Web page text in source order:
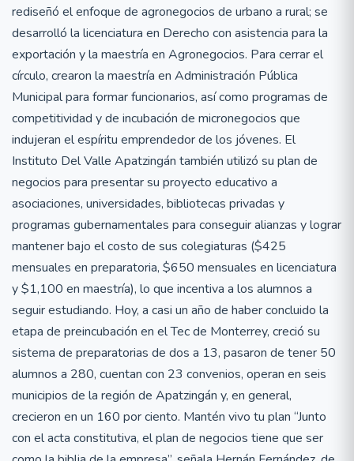
rediseñó el enfoque de agronegocios de urbano a rural; se
desarrolló la licenciatura en Derecho con asistencia para la
exportación y la maestría en Agronegocios. Para cerrar el
círculo, crearon la maestría en Administración Pública
Municipal para formar funcionarios, así como programas de
competitividad y de incubación de micronegocios que
indujeran el espíritu emprendedor de los jóvenes. El
Instituto Del Valle Apatzingán también utilizó su plan de
negocios para presentar su proyecto educativo a
asociaciones, universidades, bibliotecas privadas y
programas gubernamentales para conseguir alianzas y lograr
mantener bajo el costo de sus colegiaturas ($425
mensuales en preparatoria, $650 mensuales en licenciatura
y $1,100 en maestría), lo que incentiva a los alumnos a
seguir estudiando. Hoy, a casi un año de haber concluido la
etapa de preincubación en el Tec de Monterrey, creció su
sistema de preparatorias de dos a 13, pasaron de tener 50
alumnos a 280, cuentan con 23 convenios, operan en seis
municipios de la región de Apatzingán y, en general,
crecieron en un 160 por ciento. Mantén vivo tu plan “Junto
con el acta constitutiva, el plan de negocios tiene que ser